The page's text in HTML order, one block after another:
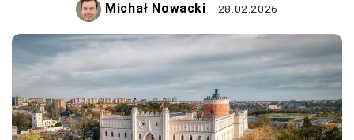
Michał Nowacki 28.02.2026